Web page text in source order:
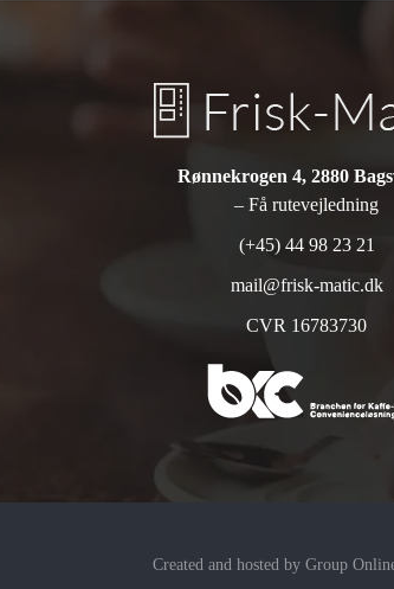
Rønnekrogen 4, 2880
– Få rutevejledning
(+45) 44 98 23 21
mail@frisk-matic.dk
CVR 16783730
Created and hosted by Group